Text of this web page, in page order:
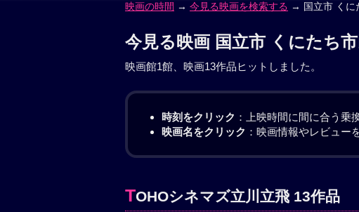
映画の時間 → 今見る映画を検索する → 国立市 くに
今見る映画 国立市 くにたち
映画館1館、映画13作品ヒットしました。
時刻をクリック ：上映時間に間に合う乗
映画名をクリック ：映画情報やレビュー
TOHOシネマズ立川立飛 13作品